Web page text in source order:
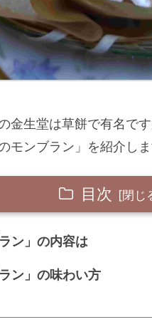
金生堂は草餅で有名で
モンブラン」を紹介しま
目次
ン」の内容は
ン」の味わい方